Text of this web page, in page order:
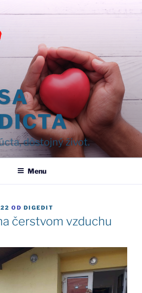
dôstojný život.
Menu
OD DIGEDIT
čerstvom vzduchu